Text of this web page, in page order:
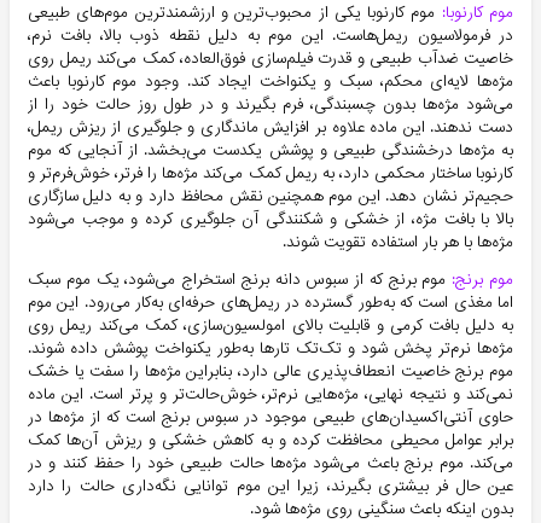
موم کارنوبا: موم کارنوبا یکی از محبوب‌ترین و ارزشمندترین موم‌های طبیعی
در فرمولاسیون ریمل‌هاست. این موم به دلیل نقطه ذوب بالا، بافت نرم،
خاصیت ضدآب طبیعی و قدرت فیلم‌سازی فوق‌العاده، کمک می‌کند ریمل روی
مژه‌ها لایه‌ای محکم، سبک و یکنواخت ایجاد کند. وجود موم کارنوبا باعث
می‌شود مژه‌ها بدون چسبندگی، فرم بگیرند و در طول روز حالت خود را از
دست ندهند. این ماده علاوه بر افزایش ماندگاری و جلوگیری از ریزش ریمل،
به مژه‌ها درخشندگی طبیعی و پوشش یکدست می‌بخشد. از آنجایی که موم
کارنوبا ساختار محکمی دارد، به ریمل کمک می‌کند مژه‌ها را فرتر، خوش‌فرم‌تر و
حجیم‌تر نشان دهد. این موم همچنین نقش محافظ دارد و به دلیل سازگاری
بالا با بافت مژه، از خشکی و شکنندگی آن جلوگیری کرده و موجب می‌شود
مژه‌ها با هر بار استفاده تقویت شوند.
موم برنج: موم برنج که از سبوس دانه برنج استخراج می‌شود، یک موم سبک
اما مغذی است که به‌طور گسترده در ریمل‌های حرفه‌ای به‌کار می‌رود. این موم
به دلیل بافت کرمی و قابلیت بالای امولسیون‌سازی، کمک می‌کند ریمل روی
مژه‌ها نرم‌تر پخش شود و تک‌تک تارها به‌طور یکنواخت پوشش داده شوند.
موم برنج خاصیت انعطاف‌پذیری عالی دارد، بنابراین مژه‌ها را سفت یا خشک
نمی‌کند و نتیجه نهایی، مژه‌هایی نرم‌تر، خوش‌حالت‌تر و پرتر است. این ماده
حاوی آنتی‌اکسیدان‌های طبیعی موجود در سبوس برنج است که از مژه‌ها در
برابر عوامل محیطی محافظت کرده و به کاهش خشکی و ریزش آن‌ها کمک
می‌کند. موم برنج باعث می‌شود مژه‌ها حالت طبیعی خود را حفظ کنند و در
عین حال فر بیشتری بگیرند، زیرا این موم توانایی نگه‌داری حالت را دارد
بدون اینکه باعث سنگینی روی مژه‌ها شود.